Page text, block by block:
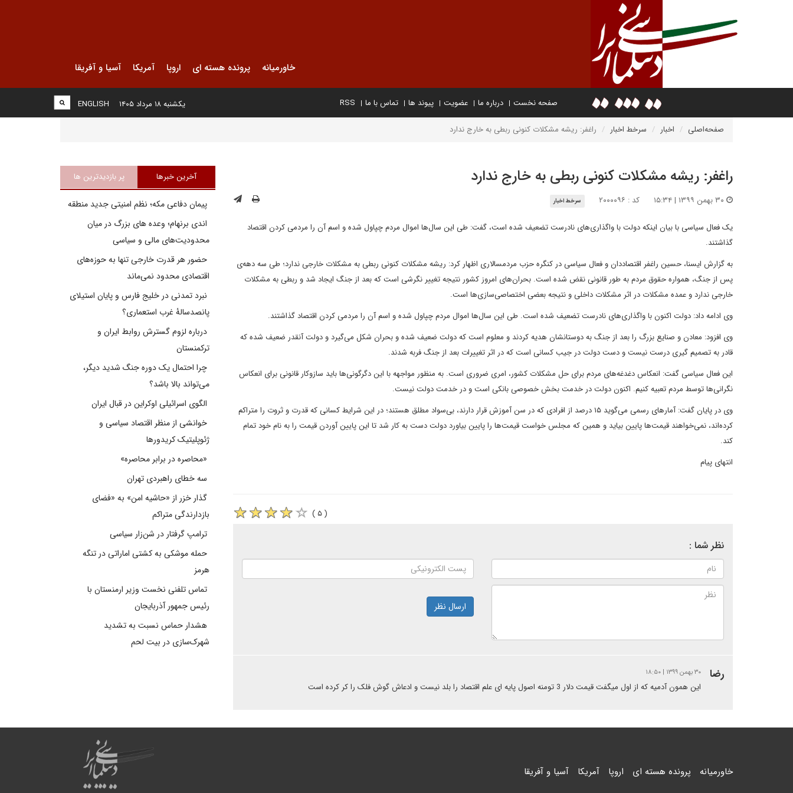
خاورمیانه پرونده هسته ای اروپا آمریکا آسیا و آفریقا
صفحه نخست درباره ما عضویت پیوند ها تماس با ما RSS
ENGLISH یکشنبه ۱۸ مرداد ۱۴۰۵
صفحه‌اصلی اخبار سرخط اخبار راغفر: ریشه مشکلات کنونی ربطی به خارج ندارد
راغفر: ریشه مشکلات کنونی ربطی به خارج ندارد
کد : ۲۰۰۰۰۹۶ سرخط اخبار
یک فعال سیاسی با بیان اینکه دولت با واگذاری‌های نادرست تضعیف شده است، گفت: طی این سال‌ها اموال مردم چپاول شده و اسم آن را مردمی کردن اقتصاد
گذاشتند.
به گزارش ایسنا، حسین راغفر اقتصاددان و فعال سیاسی در کنگره حزب مردمسالاری اظهار کرد: ریشه مشکلات کنونی ربطی به مشکلات خارجی ندارد؛ طی سه دهه‌ی
پس از جنگ، همواره حقوق مردم به طور قانونی نقض شده است. بحران‌های امروز کشور نتیجه تغییر نگرشی است که بعد از جنگ ایجاد شد و ربطی به مشکلات
خارجی ندارد و عمده مشکلات در اثر مشکلات داخلی و نتیجه بعضی اختصاصی‌سازی‌ها است.
وی ادامه داد: دولت اکنون با واگذاری‌های نادرست تضعیف شده است. طی این سال‌ها اموال مردم چپاول شده و اسم آن را مردمی کردن اقتصاد گذاشتند.
وی افزود: معادن و صنایع بزرگ را بعد از جنگ به دوستانشان هدیه کردند و معلوم است که دولت ضعیف شده و بحران شکل می‌گیرد و دولت آنقدر ضعیف شده که
قادر به تصمیم گیری درست نیست و دست دولت در جیب کسانی است که در اثر تغییرات بعد از جنگ فربه شدند.
این فعال سیاسی گفت: انعکاس دغدغه‌های مردم برای حل مشکلات کشور، امری ضروری است. به منظور مواجهه با این دگرگونی‌ها باید سازوکار قانونی برای انعکاس
نگرانی‌ها توسط مردم تعبیه کنیم. اکنون دولت در خدمت بخش خصوصی بانکی است و در خدمت دولت نیست.
وی در پایان گفت: آمارهای رسمی می‌گوید ۱۵ درصد از افرادی که در سن آموزش قرار دارند، بی‌سواد مطلق هستند؛ در این شرایط کسانی که قدرت و ثروت را متراکم
کرده‌اند، نمی‌خواهند قیمت‌ها پایین بیاید و همین که مجلس خواست قیمت‌ها را پایین بیاورد دولت دست به کار شد تا این پایین آوردن قیمت را به نام خود تمام
کند.
انتهای پیام
( ۵ )
نظر شما :
ارسال نظر
رضا ۳۰ بهمن ۱۳۹۹ | ۱۸:۵۰
این همون آدمیه که از اول میگفت قیمت دلار 3 تومنه اصول پایه ای علم اقتصاد را بلد نیست و ادعاش گوش فلک را کر کرده است
آخرین خبرها پر بازدیدترین ها
پیمان دفاعی مکه؛ نظم امنیتی جدید منطقه
اندی برنهام؛ وعده های بزرگ در میان
محدودیت‌های مالی و سیاسی
حضور هر قدرت خارجی تنها به حوزه‌های
اقتصادی محدود نمی‌ماند
نبرد تمدنی در خلیج فارس و پایان استیلای
پانصدسالۀ غرب استعماری؟
درباره لزوم گسترش روابط ایران و
ترکمنستان
چرا احتمال یک دوره جنگ شدید دیگر،
می‌تواند بالا باشد؟
الگوی اسرائیلی اوکراین در قبال ایران
خوانشی از منظر اقتصاد سیاسی و
ژئوپلیتیک کریدورها
«محاصره در برابر محاصره»
سه خطای راهبردی تهران
گذار خزر از «حاشیه امن» به «فضای
بازدارندگی متراکم
ترامپ گرفتار در شن‌زار سیاسی
حمله موشکی به کشتی اماراتی در تنگه
هرمز
تماس تلفنی نخست وزیر ارمنستان با
رئیس جمهور آذربایجان
هشدار حماس نسبت به تشدید
شهرک‌سازی در بیت‌ لحم
خاورمیانه پرونده هسته ای اروپا آمریکا آسیا و آفریقا